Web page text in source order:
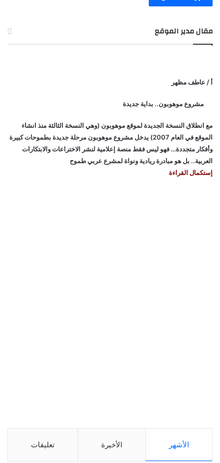
مقال مدير الموقع
أ / عاطف مظهر
مشروع موهوبون.. بداية جديدة
مع انطلاق النسخة الجديدة لموقع موهوبون (وهي النسخة الثالثة منذ انشاء
الموقع في العام 2007) يدخل مشروع موهوبون مرحلة جديدة بطموحات كبيرة
وأفكار متجددة… فهو ليس فقط منصة إعلامية لنشر الاختراعات والابتكارات
العربية.. بل هو مبادرة ريادية ونواة لمشرع عربي طموح
إستكمال القراءة
الأشهر الأخيرة تعليقات